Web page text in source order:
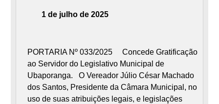
1 de julho de 2025
PORTARIA Nº 033/2025 Concede Gratificação
ao Servidor do Legislativo Municipal de
Ubaporanga. O Vereador Júlio César Machado
dos Santos, Presidente da Câmara Municipal, no
uso de suas atribuições legais, e legislações